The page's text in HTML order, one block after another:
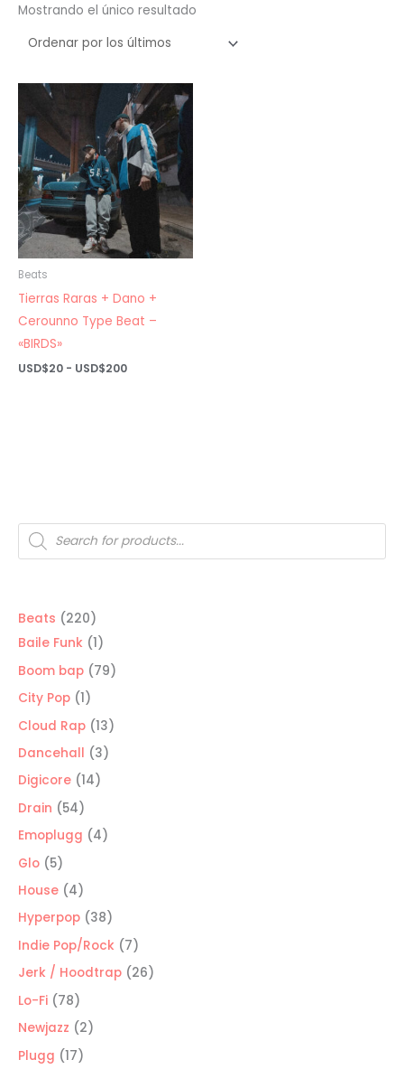
Búsqueda
de
productos
Beats 220220
productos
Baile Funk 11
producto
Boom bap 7979
City Pop 11
producto
Cloud Rap 1313
productos
Dancehall 33
Digicore 1414
Drain 5454
productos
Emoplugg 44
Glo 55
productos
House 44
productos
Hyperpop 3838
productos
Indie Pop/Rock 77
productos
Jerk / Hoodtrap 2626
Lo-Fi 7878
productos
Newjazz 22
Plugg 1717
Mostrando el único resultado
Beats
Tierras Raras + Dano +
Cerounno Type Beat –
«BIRDS»
USD$20 - USD$200Rango